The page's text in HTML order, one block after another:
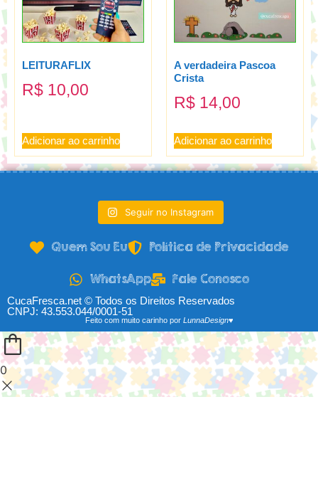
LEITURAFLIX
R$ 10,00
Adicionar ao carrinho
A verdadeira Pascoa
Crista
R$ 14,00
Adicionar ao carrinho
Seguir no Instagram
Quem Sou Eu Política de Privacidade
WhatsApp Fale Conosco
CucaFresca.net © Todos os Direitos Reservados
CNPJ: 43.553.044/0001-51
Feito com muito carinho por LunnaDesign♥
0